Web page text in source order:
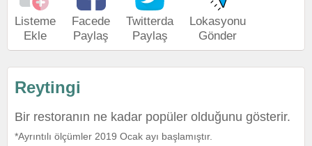
Listeme
Ekle
Facede
Paylaş
Twitterda
Paylaş
Lokasyonu
Gönder
Reytingi
Bir restoranın ne kadar popüler olduğunu gösterir.
*Ayrıntılı ölçümler 2019 Ocak ayı başlamıştır.